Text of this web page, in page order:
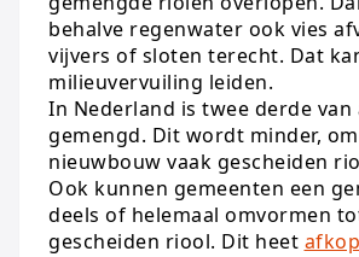
behalve regenwater ook vies
vijvers of sloten terecht. Dat
milieuvervuiling leiden.
In Nederland is twee derde
gemengd. Dit wordt minder,
nieuwbouw vaak gescheiden
Ook kunnen gemeenten een
deels of helemaal omvormen
gescheiden riool. Dit heet